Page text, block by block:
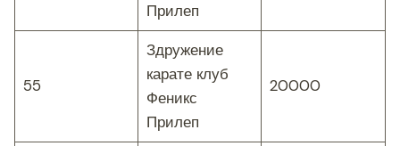
Прилеп
55
Здружение
карате клуб
Феникс
Прилеп
20000